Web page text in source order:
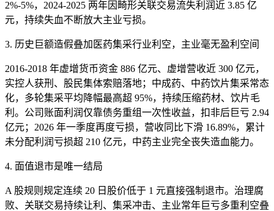
2%-5%，2024-2025 两年因畸形关联交易流失利润近 3.85 亿
元，持续失血不断放大主业亏损。
3. 历史巨额造假叠加医药集采行业利空，主业毫无盈利空间
2016-2018 年虚增货币资金 886 亿元、虚增营收近 300 亿元，
实控人获刑、股民集体索赔落地；中成药、中药饮片集采常态
化，多轮集采平均降幅最高超 95%，持续压缩药材、饮片毛
利。公司账面利润仅靠债务重组一次性收益，扣非后巨亏 2.94
亿元；2026 年一季度再度亏损，营收同比下滑 16.89%，累计
未分配利润亏损超 210 亿元，中药主业完全丧失造血能力。
4. 面值退市是唯一结局
A 股规则规定连续 20 日股价低于 1 元直接强制退市。治理腐
败、关联交易持续让利、集采冲击、主业常年巨亏多重利空叠